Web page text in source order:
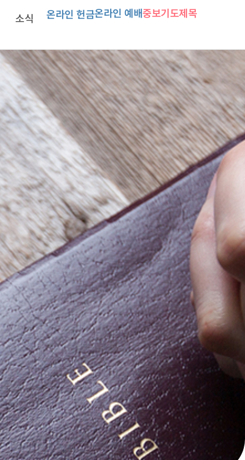
소식 온라인 헌금온라인 예배중보기도제목